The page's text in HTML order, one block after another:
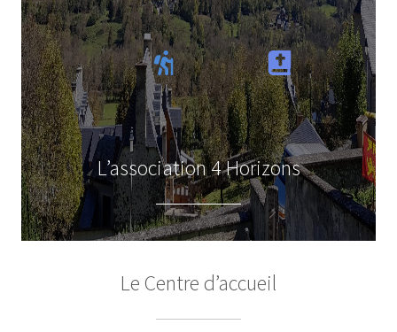
L’association 4 Horizons
Le Centre d’accueil